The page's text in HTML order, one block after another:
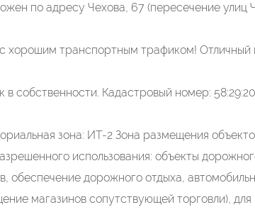
по адресу Чехова, 67 (пересечение улиц
хорошим транспортным трафиком!
в собственности. Кадастровый номер:
зона: ИТ-2 Зона размещения
использования: объекты
обеспечение дорожного отдыха,
магазинов сопутствующей торговли),